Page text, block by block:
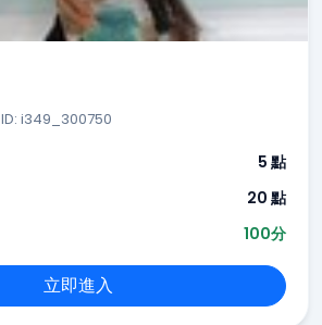
ID: i349_300750
5 點
20 點
100分
立即進入